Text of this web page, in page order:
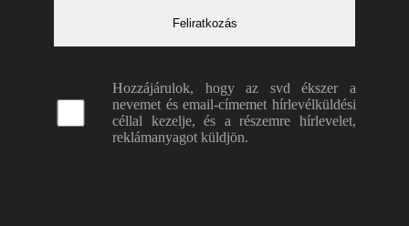
Hozzájárulok, hogy az svd ékszer a
nevemet és email-címemet hírlevélküldési
céllal kezelje, és a részemre hírlevelet,
reklámanyagot küldjön.